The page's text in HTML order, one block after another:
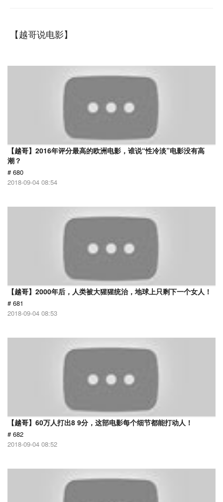
【越哥说电影】
【越哥】2016年评分最高的欧洲电影，谁说“性冷淡”电影没有高
潮？
# 680
2018-09-04 08:54
【越哥】2000年后，人类被大猩猩统治，地球上只剩下一个女人！
# 681
2018-09-04 08:53
【越哥】60万人打出8 9分，这部电影每个细节都能打动人！
# 682
2018-09-04 08:52